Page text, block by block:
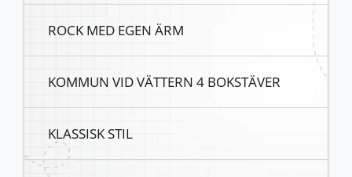
ROCK MED EGEN ÄRM
KOMMUN VID VÄTTERN 4 BOKSTÄVER
KLASSISK STIL